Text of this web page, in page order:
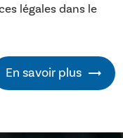
légales dans le
En savoir plus